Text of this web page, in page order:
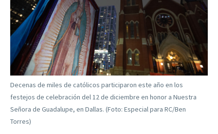
Decenas de miles de católicos participaron este año en los
festejos de celebración del 12 de diciembre en honor a Nuestra
Señora de Guadalupe, en Dallas. (Foto: Especial para RC/Ben
Torres)